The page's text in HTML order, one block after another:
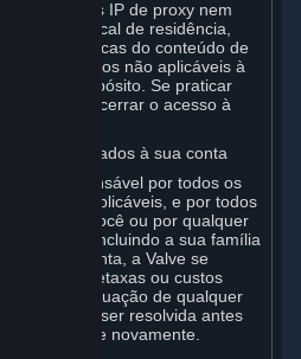
endereços IP de proxy nem
o seu local de residência,
geográficas do conteúdo de
com preços não aplicáveis à
outro propósito. Se praticar
pode encerrar o acesso à
associados à sua conta
é o responsável por todos os
impostos aplicáveis, e por todos
por você ou por qualquer
sua Conta, incluindo a sua família
a sua Conta, a Valve se
taxas, sobretaxas ou custos
A situação de qualquer
paga deve ser resolvida antes
se registre novamente.